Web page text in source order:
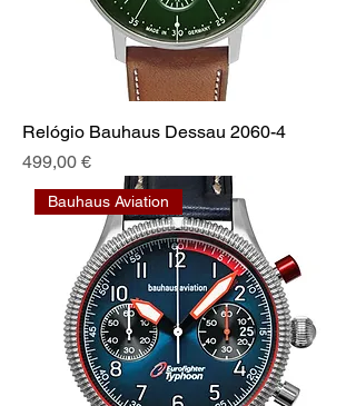
Relógio Bauhaus Dessau 2060-4
Preis
499,00 €
Bauhaus Aviation